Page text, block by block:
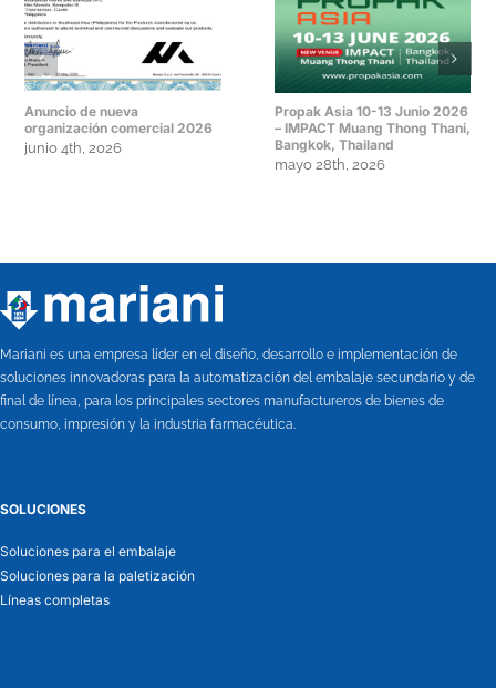
Anuncio de nueva
organización comercial 2026
junio 4th, 2026
Propak Asia 10-13 Junio 2026
– IMPACT Muang Thong Thani,
Bangkok, Thailand
mayo 28th, 2026
Mariani es una empresa líder en el diseño, desarrollo e implementación de
soluciones innovadoras para la automatización del embalaje secundario y de
final de línea, para los principales sectores manufactureros de bienes de
consumo, impresión y la industria farmacéutica.
SOLUCIONES
Soluciones para el embalaje
Soluciones para la paletización
Líneas completas